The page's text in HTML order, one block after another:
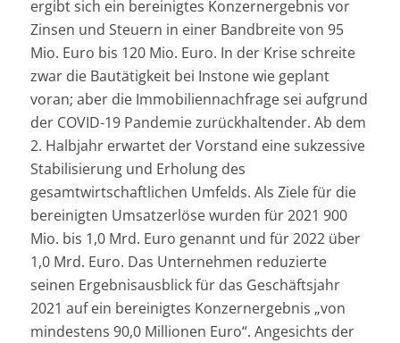
ergibt sich ein bereinigtes Konzernergebnis vor
Zinsen und Steuern in einer Bandbreite von 95
Mio. Euro bis 120 Mio. Euro. In der Krise schreite
zwar die Bautätigkeit bei Instone wie geplant
voran; aber die Immobiliennachfrage sei aufgrund
der COVID-19 Pandemie zurückhaltender. Ab dem
2. Halbjahr erwartet der Vorstand eine sukzessive
Stabilisierung und Erholung des
gesamtwirtschaftlichen Umfelds. Als Ziele für die
bereinigten Umsatzerlöse wurden für 2021 900
Mio. bis 1,0 Mrd. Euro genannt und für 2022 über
1,0 Mrd. Euro. Das Unternehmen reduzierte
seinen Ergebnisausblick für das Geschäftsjahr
2021 auf ein bereinigtes Konzernergebnis „von
mindestens 90,0 Millionen Euro“. Angesichts der